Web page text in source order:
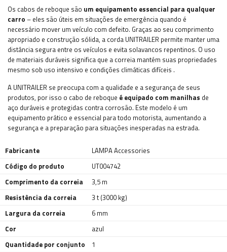
Os cabos de reboque são um equipamento essencial para qualquer
carro – eles são úteis em situações de emergência quando é
necessário mover um veículo com defeito. Graças ao seu comprimento
apropriado e construção sólida, a corda UNITRAILER permite manter uma
distância segura entre os veículos e evita solavancos repentinos. O uso
de materiais duráveis ​​significa que a correia mantém suas propriedades
mesmo sob uso intensivo e condições climáticas difíceis .
A UNITRAILER se preocupa com a qualidade e a segurança de seus
produtos, por isso o cabo de reboque é equipado com manilhas de
aço duráveis ​​e protegidas contra corrosão. Este modelo é um
equipamento prático e essencial para todo motorista, aumentando a
segurança e a preparação para situações inesperadas na estrada.
Fabricante
LAMPA Accessories
Código do produto
UT004742
Comprimento da correia
3,5 m
Resistência da correia
3 t (3000 kg)
Largura da correia
6 mm
Cor
azul
Quantidade por conjunto
1